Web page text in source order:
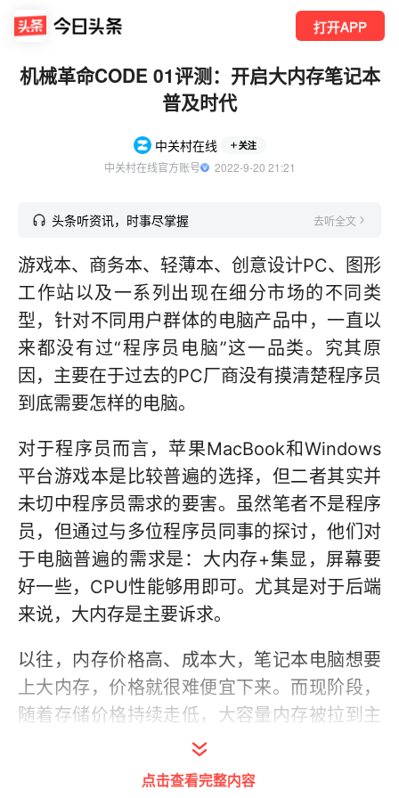
打开APP
机械革命CODE 01评测：开启大内存笔记本
普及时代
中关村在线 关注
中关村在线官方账号
  2022-9-20 21:21
头条听资讯，时事尽掌握 去听全文
游戏本、商务本、轻薄本、创意设计PC、图形
工作站以及一系列出现在细分市场的不同类
型，针对不同用户群体的电脑产品中，一直以
来都没有过“程序员电脑”这一品类。究其原
因，主要在于过去的PC厂商没有摸清楚程序员
到底需要怎样的电脑。
对于程序员而言，苹果MacBook和Windows
平台游戏本是比较普遍的选择，但二者其实并
未切中程序员需求的要害。虽然笔者不是程序
员，但通过与多位程序员同事的探讨，他们对
于电脑普遍的需求是：大内存+集显，屏幕要
好一些，CPU性能够用即可。尤其是对于后端
来说，大内存是主要诉求。
以往，内存价格高、成本大，笔记本电脑想要
上大内存，价格就很难便宜下来。而现阶段，
随着存储价格持续走低，大容量内存被拉到主
流价位，因此像机械革命CODE 01这样的专为
程序员开发的大内存电脑可以说是生逢其时。
点击查看完整内容